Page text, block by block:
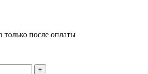
только после оплаты
+